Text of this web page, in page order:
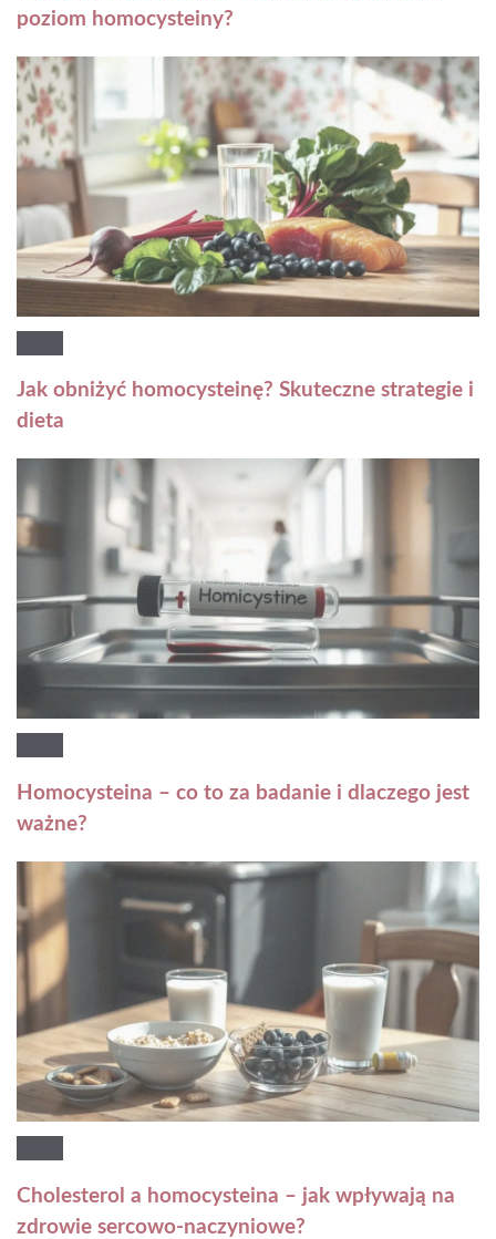
poziom homocysteiny?
Jak obniżyć homocysteinę? Skuteczne strategie i
dieta
Homocysteina – co to za badanie i dlaczego jest
ważne?
Cholesterol a homocysteina – jak wpływają na
zdrowie sercowo-naczyniowe?